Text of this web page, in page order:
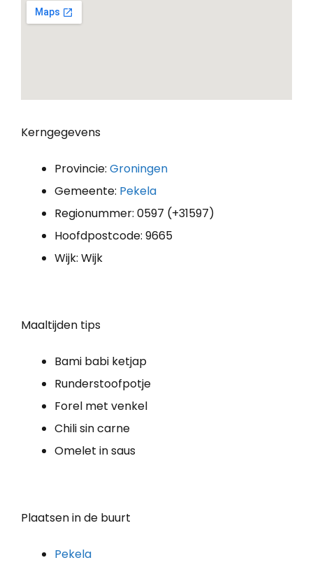
Kerngegevens
Provincie: Groningen
Gemeente: Pekela
Regionummer: 0597 (+31597)
Hoofdpostcode: 9665
Wijk: Wijk
Maaltijden tips
Bami babi ketjap
Runderstoofpotje
Forel met venkel
Chili sin carne
Omelet in saus
Plaatsen in de buurt
Pekela